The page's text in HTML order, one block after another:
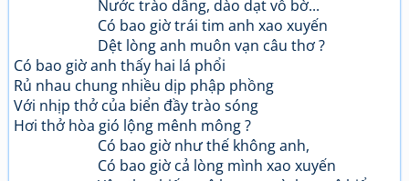
Nước trào dâng, dào dạt vỗ bờ...
Có bao giờ trái tim anh xao xuyến
Dệt lòng anh muôn vạn câu thơ ?
Có bao giờ anh thấy hai lá phổi
Rủ nhau chung nhiều dịp phập phồng
Với nhịp thở của biển đầy trào sóng
Hơi thở hòa gió lộng mênh mông ?
Có bao giờ như thế không anh,
Có bao giờ cả lòng mình xao xuyến